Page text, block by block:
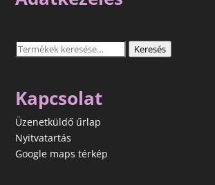
Keresés
Keresés
Kapcsolat
Üzenetküldő űrlap
Nyitvatartás
Google maps térkép